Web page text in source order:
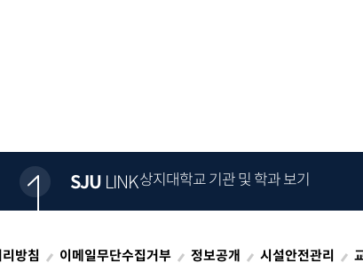
SJU LINK상지대학교 기관 및 학과 보기
방침 이메일무단수집거부 정보공개 시설안전관리